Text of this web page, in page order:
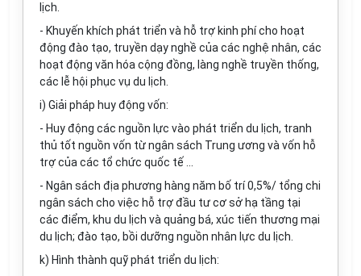
lịch.
- Khuyến khích phát triển và hỗ trợ kinh phí cho hoạt
động đào tạo, truyền dạy nghề của các nghệ nhân, các
hoạt động văn hóa cộng đồng, làng nghề truyền thống,
các lễ hội phục vụ du lịch.
i) Giải pháp huy động vốn:
- Huy động các nguồn lực vào phát triển du lịch, tranh
thủ tốt nguồn vốn từ ngân sách Trung ương và vốn hỗ
trợ của các tổ chức quốc tế
- Ngân sách địa phương hàng năm bố trí 0,5%/ tổng chi
ngân sách cho việc hỗ trợ đầu tư cơ sở hạ tầng tại
các điểm, khu du lịch và quảng bá, xúc tiến thương mại
du lịch; đào tạo, bồi dưỡng nguồn nhân lực du lịch.
k) Hình thành quỹphát triển du lịch: